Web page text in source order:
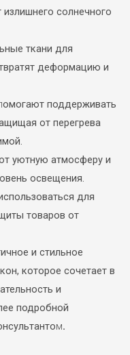
солнечного
ткани для
деформацию и
омогают поддерживать
от перегрева
уютную атмосферу и
освещения.
для
товаров от
и стильное
которое сочетает в
и
подробной
м.